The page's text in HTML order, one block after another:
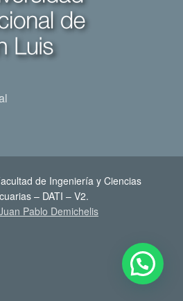
de Ingeniería y Ciencias
– DATI – V2.
Pablo Demichelis